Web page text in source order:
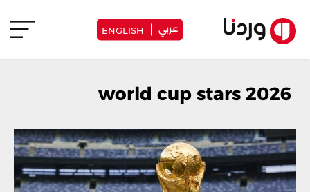
عربي ENGLISH